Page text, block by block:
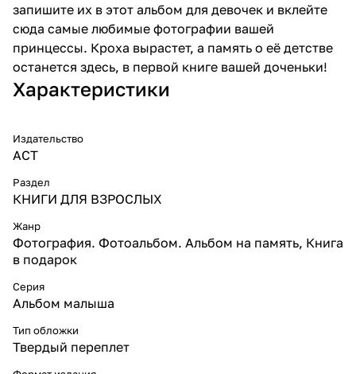
запишите их в этот альбом для девочек и вклейте
сюда самые любимые фотографии вашей
принцессы. Кроха вырастет, а память о её детстве
останется здесь, в первой книге вашей доченьки!
Характеристики
Издательство
АСТ
Раздел
КНИГИ ДЛЯ ВЗРОСЛЫХ
Жанр
Фотография. Фотоальбом. Альбом на память, Книга
в подарок
Серия
Альбом малыша
Тип обложки
Твердый переплет